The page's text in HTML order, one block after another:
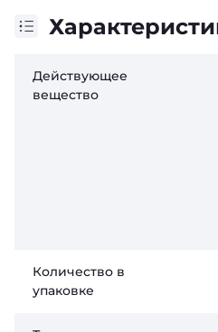
Действующее
вещество
Количество в
упаковке